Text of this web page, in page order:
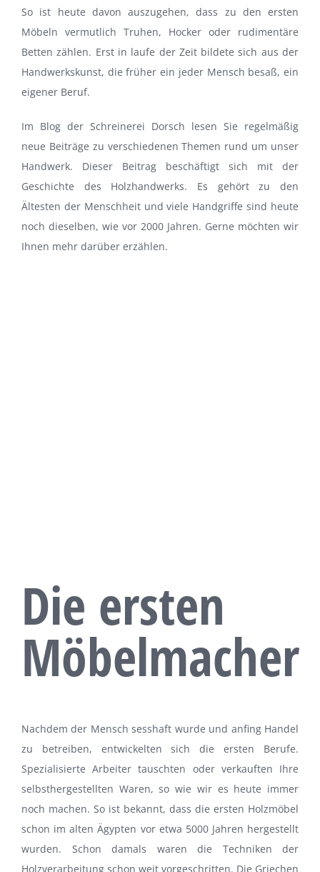
So ist heute davon auszugehen, dass zu den ersten
Möbeln vermutlich Truhen, Hocker oder rudimentäre
Betten zählen. Erst in laufe der Zeit bildete sich aus der
Handwerkskunst, die früher ein jeder Mensch besaß, ein
eigener Beruf.
Im Blog der Schreinerei Dorsch lesen Sie regelmäßig
neue Beiträge zu verschiedenen Themen rund um unser
Handwerk. Dieser Beitrag beschäftigt sich mit der
Geschichte des Holzhandwerks. Es gehört zu den
Ältesten der Menschheit und viele Handgriffe sind heute
noch dieselben, wie vor 2000 Jahren. Gerne möchten wir
Ihnen mehr darüber erzählen.
Die ersten
Möbelmacher
Nachdem der Mensch sesshaft wurde und anfing Handel
zu betreiben, entwickelten sich die ersten Berufe.
Spezialisierte Arbeiter tauschten oder verkauften Ihre
selbsthergestellten Waren, so wie wir es heute immer
noch machen. So ist bekannt, dass die ersten Holzmöbel
schon im alten Ägypten vor etwa 5000 Jahren hergestellt
wurden. Schon damals waren die Techniken der
Holzverarbeitung schon weit vorgeschritten. Die Griechen